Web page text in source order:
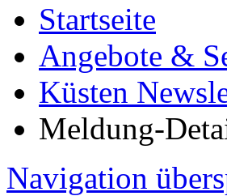
Startseite
Angebote &
Küsten
Meldung-
Navigation